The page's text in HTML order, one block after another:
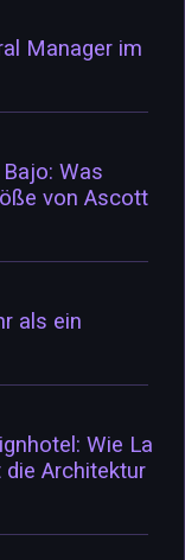
Manager im
Was
von Ascott
als ein
Wie La
Architektur